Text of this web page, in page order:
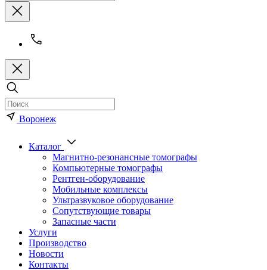
Воронеж
Каталог
Магнитно-резонансные томографы
Компьютерные томографы
Рентген-оборудование
Мобильные комплексы
Ультразвуковое оборудование
Сопутствующие товары
Запасные части
Услуги
Производство
Новости
Контакты